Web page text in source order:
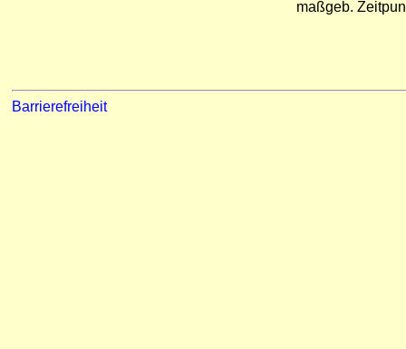
maßgeb.
Barrierefreiheit